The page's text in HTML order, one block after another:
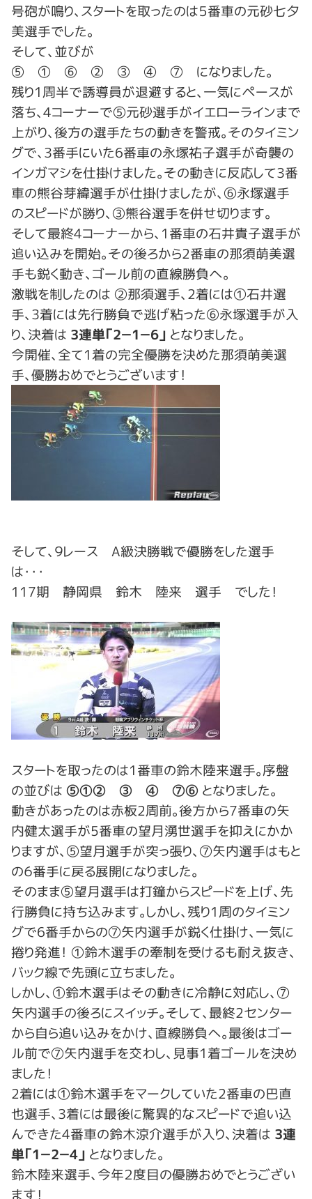
号砲が鳴り、スタートを取ったのは５番車の元砂七夕
美選手でした。
そして、並びが
⑤ ① ➅ ② ③ ④ ⑦ になりました。
残り1周半で誘導員が退避すると、一気にペースが
落ち、4コーナーで⑤元砂選手がイエローラインまで
上がり、後方の選手たちの動きを警戒。そのタイミン
グで、3番手にいた6番車の永塚祐子選手が奇襲の
インガマシを仕掛けました。その動きに反応して3番
車の熊谷芽緯選手が仕掛けましたが、⑥永塚選手
のスピードが勝り、③熊谷選手を併せ切ります。
そして最終4コーナーから、1番車の石井貴子選手が
追い込みを開始。その後ろから2番車の那須萌美選
手も鋭く動き、ゴール前の直線勝負へ。
激戦を制したのは ②那須選手、2着には①石井選
手、3着には先行勝負で逃げ粘った⑥永塚選手が入
り、決着は 3連単「2－1－6」 となりました。
今開催、全て1着の完全優勝を決めた那須萌美選
手、優勝おめでとうございます！
そして、９レース A級決勝戦で優勝をした選手
は・・・
117期 静岡県 鈴木 陸来 選手 でした！
スタートを取ったのは1番車の鈴木陸来選手。序盤
の並びは ⑤①② ③ ④ ⑦⑥ となりました。
動きがあったのは赤板2周前。後方から7番車の矢
内健太選手が5番車の望月湧世選手を抑えにかか
りますが、➄望月選手が突っ張り、⑦矢内選手はもと
の６番手に戻る展開になりました。
そのまま⑤望月選手は打鐘からスピードを上げ、先
行勝負に持ち込みます。しかし、残り1周のタイミン
グで6番手からの⑦矢内選手が鋭く仕掛け、一気に
捲り発進！ ①鈴木選手の牽制を受けるも耐え抜き、
バック線で先頭に立ちました。
しかし、①鈴木選手はその動きに冷静に対応し、⑦
矢内選手の後ろにスイッチ。そして、最終2センター
から自ら追い込みをかけ、直線勝負へ。最後はゴー
ル前で⑦矢内選手を交わし、見事1着ゴールを決め
ました！
2着には①鈴木選手をマークしていた2番車の巴直
也選手、3着には最後に驚異的なスピードで追い込
んできた4番車の鈴木涼介選手が入り、決着は 3連
単「1－2－4」 となりました。
鈴木陸来選手、今年２度目の優勝おめでとうござい
ます！